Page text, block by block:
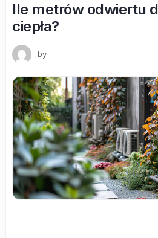
Ile metrów odwiertu
ciepła?
by